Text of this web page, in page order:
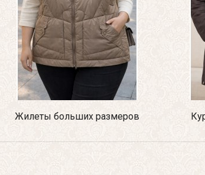
Жилеты больших размеров